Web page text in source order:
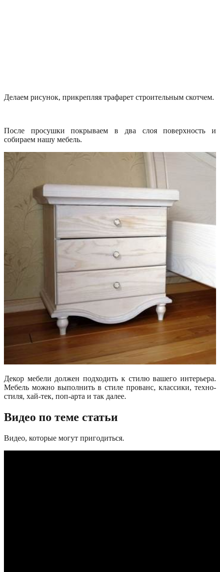
Делаем рисунок, прикрепляя трафарет строительным скотчем.
После просушки покрываем в два слоя поверхность и
собираем нашу мебель.
Декор мебели должен подходить к стилю вашего интерьера.
Мебель можно выполнить в стиле прованс, классики, техно-
стиля, хай-тек, поп-арта и так далее.
Видео по теме статьи
Видео, которые могут пригодиться.